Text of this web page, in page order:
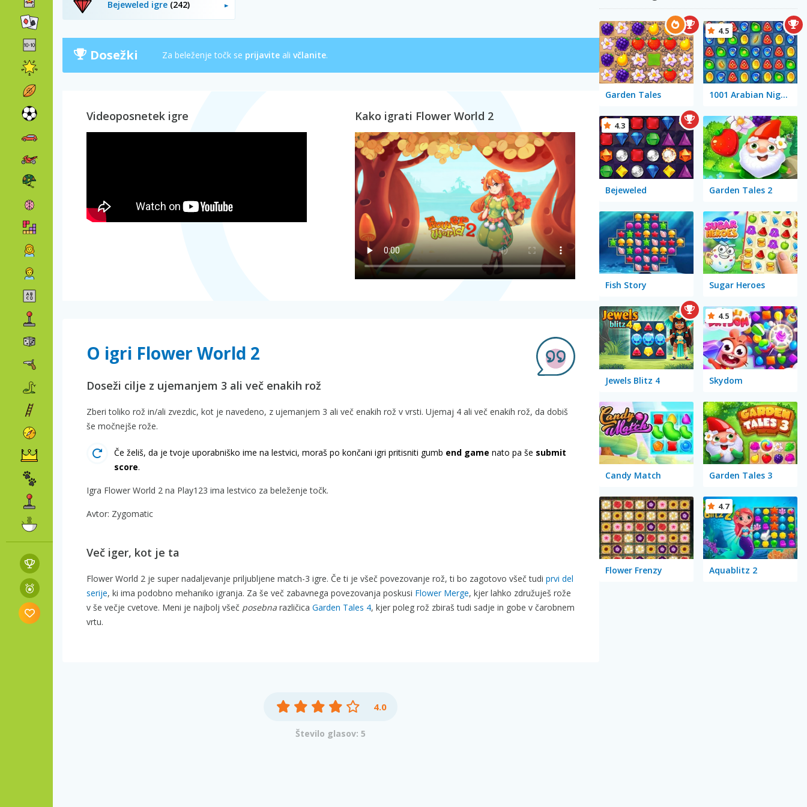
Bejeweled igre (242)
Dosežki Za beleženje točk se prijavite ali včlanite.
Videoposnetek igre Kako igrati Flower World 2
O igri Flower World 2
Doseži cilje z ujemanjem 3 ali več enakih rož
Zberi toliko rož in/ali zvezdic, kot je navedeno, z ujemanjem 3 ali več enakih rož v vrsti. Ujemaj 4 ali več enakih rož, da dobiš
še močnejše rože.
Če želiš, da je tvoje uporabniško ime na lestvici, moraš po končani igri pritisniti gumb end game nato pa še submit
score.
Igra Flower World 2 na Play123 ima lestvico za beleženje točk.
Avtor: Zygomatic
Več iger, kot je ta
Flower World 2 je super nadaljevanje priljubljene match-3 igre. Če ti je všeč povezovanje rož, ti bo zagotovo všeč tudi prvi del
serije, ki ima podobno mehaniko igranja. Za še več zabavnega povezovanja poskusi Flower Merge, kjer lahko združuješ rože
v še večje cvetove. Meni je najbolj všeč posebna različica Garden Tales 4, kjer poleg rož zbiraš tudi sadje in gobe v čarobnem
vrtu.
4.0
Število glasov: 5
Garden Tales 1001 Arabian Nights
4.5
Bejeweled
4.3
Garden Tales 2
Fish Story Sugar Heroes
Jewels Blitz 4 Skydom
4.5
Candy Match Garden Tales 3
Flower Frenzy Aquablitz 2
4.7